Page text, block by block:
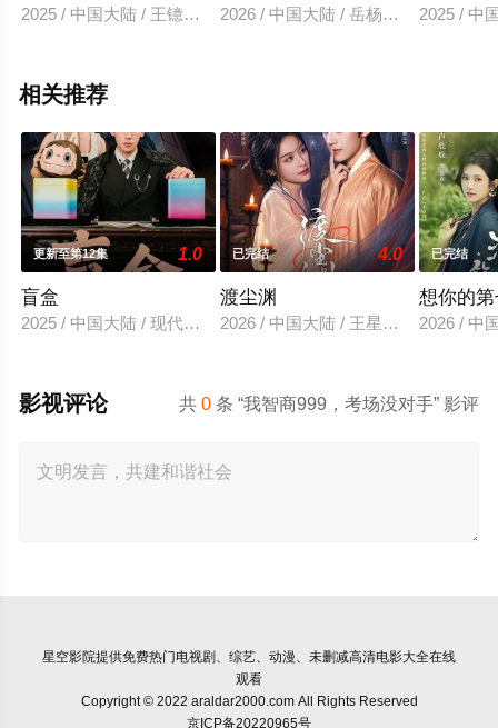
2025 / 中国大陆 / 王镱深＆黎沐清2026 / 中国大陆 / 岳杨＆王廷予2025 / 中
相关推荐
更新至第12集 1.0
盲盒
2025 / 中国大陆 / 现代都市
已完结 4.0
渡尘渊
2026 / 中国大陆 / 王星玮&徐轸轸
已完结
想你的
2026 / 中
共0 条 “我智商999，考场没对手” 影评
影视评论
星空影院提供免费热门电视剧、综艺、动漫、未删减高清电影大全在线
观看
Copyright © 2022 araldar2000.com All Rights Reserved
京ICP备20220965号